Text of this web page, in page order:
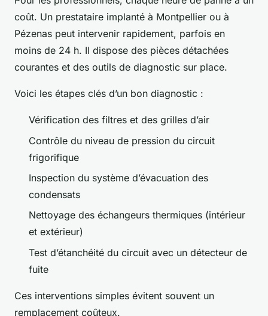
coût. Un prestataire implanté à Montpellier ou à
Pézenas peut intervenir rapidement, parfois en
moins de 24 h. Il dispose des pièces détachées
courantes et des outils de diagnostic sur place.
Voici les étapes clés d’un bon diagnostic :
Vérification des filtres et des grilles d’air
Contrôle du niveau de pression du circuit
frigorifique
Inspection du système d’évacuation des
condensats
Nettoyage des échangeurs thermiques (intérieur
et extérieur)
Test d’étanchéité du circuit avec un détecteur de
fuite
Ces interventions simples évitent souvent un
remplacement coûteux.